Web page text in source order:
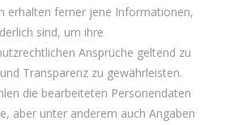
erhalten ferner jene Informationen,
sind, um ihre
Ansprüche geltend zu
Transparenz zu gewährleisten.
die bearbeiteten Personendaten
aber unter anderem auch Angaben